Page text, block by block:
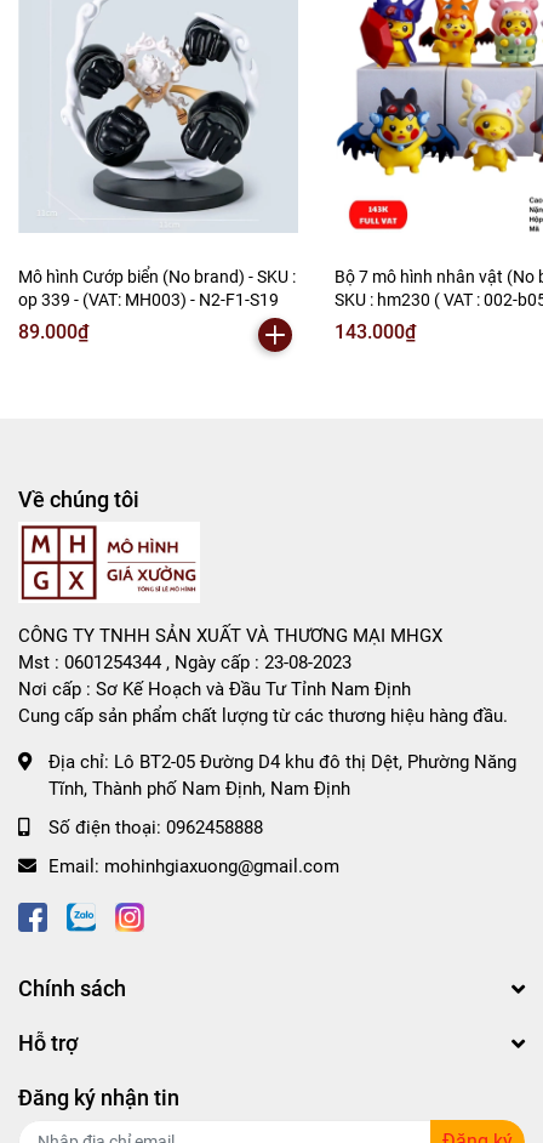
Mô hình Cướp biển (No brand) - SKU :
op 339 - (VAT: MH003) - N2-F1-S19
89.000₫
Bộ 7 mô hình nhân vật (No
SKU : hm230 ( VAT : 002-
N2-B1-S3
143.000₫
Về chúng tôi
CÔNG TY TNHH SẢN XUẤT VÀ THƯƠNG MẠI MHGX
Mst : 0601254344 , Ngày cấp : 23-08-2023
Nơi cấp : Sơ Kế Hoạch và Đầu Tư Tỉnh Nam Định
Cung cấp sản phẩm chất lượng từ các thương hiệu hàng đầu.
Địa chỉ: Lô BT2-05 Đường D4 khu đô thị Dệt, Phường Năng
Tĩnh, Thành phố Nam Định, Nam Định
Số điện thoại: 0962458888
Email: mohinhgiaxuong@gmail.com
Chính sách
Hỗ trợ
Đăng ký nhận tin